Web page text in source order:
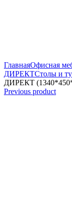
ГлавнаяОфисная
ДИРЕКТСтолы и
ДИРЕКТ
Previous product